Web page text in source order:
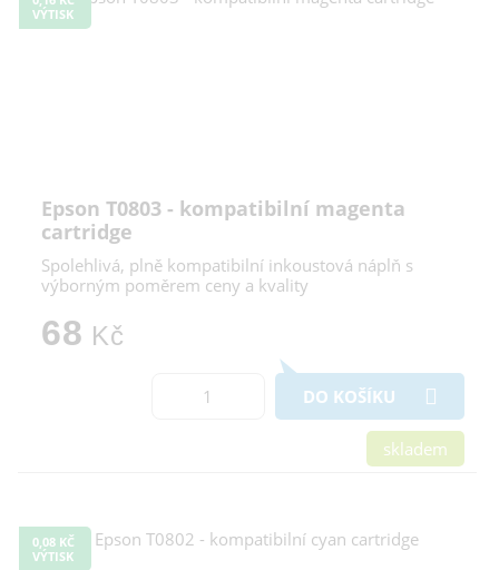
VÝTISK
Epson T0803 - kompatibilní magenta
cartridge
Spolehlivá, plně kompatibilní inkoustová náplň s
výborným poměrem ceny a kvality
68 Kč
DO KOŠÍKU
skladem
0,08 KČ
VÝTISK